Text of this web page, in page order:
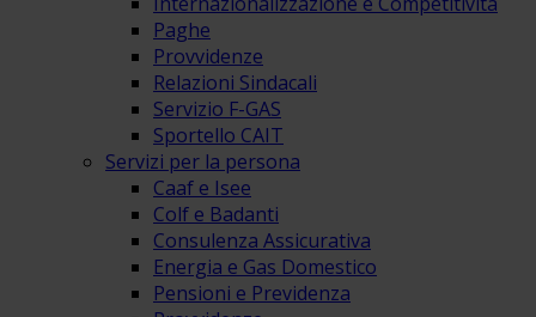
Paghe
Provvidenze
Relazioni Sindacali
Servizio F-GAS
Sportello CAIT
Servizi per la persona
Caaf e Isee
Colf e Badanti
Consulenza Assicurativa
Energia e Gas Domestico
Pensioni e Previdenza